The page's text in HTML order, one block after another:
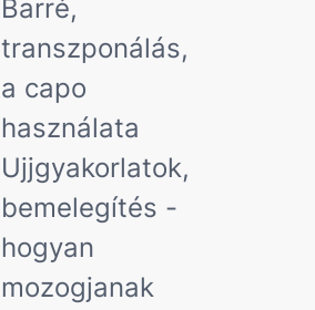
Barré,
transzponálás,
a capo
használata
Ujjgyakorlatok,
bemelegítés -
hogyan
mozogjanak